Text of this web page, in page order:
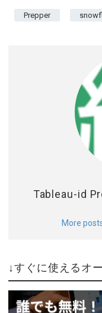
Prepper
Tableau-id
More
↓すぐに使えるオ